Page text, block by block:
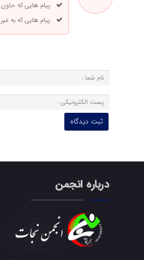
پیام هایی که
پیام هایی که به
درباره انجمن